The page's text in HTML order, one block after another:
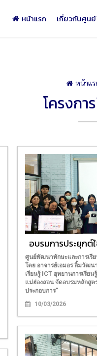
หน้าแรก เกี่ยวกับศูนย์
หน้าแร
โครงกา
อบรมการประยุกต์
ศูนย์พัฒนาทักษะและการเรี
โดย อาจารย์เอมอร ลิ้มวัฒ
เรียนรู้ ICT อุทยานการเรีย
แม่ฮ่องสอน จัดอบรมหลักสูต
ประกอบการ”
10/03/2026